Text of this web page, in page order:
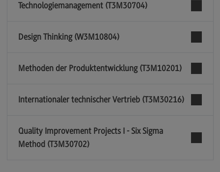
Technologiemanagement (T3M30704)
Design Thinking (W3M10804)
Methoden der Produktentwicklung (T3M10201)
Internationaler technischer Vertrieb (T3M30216)
Quality Improvement Projects I - Six Sigma
Method (T3M30702)